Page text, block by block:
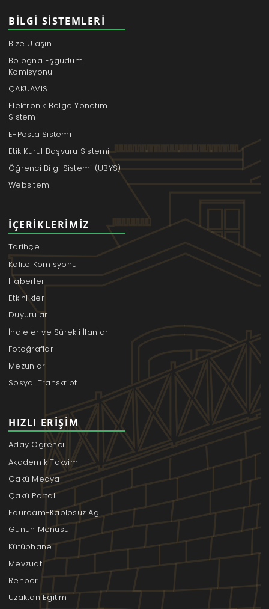
BILGI SISTEMLERI
Bize Ulaşın
Bologna Eşgüdüm
Komisyonu
ÇAKÜAVİS
Elektronik Belge Yönetim
Sistemi
E-Posta Sistemi
Etik Kurul Başvuru Sistemi
Öğrenci Bilgi Sistemi (UBYS)
Websitem
İÇERIKLERIMIZ
Tarihçe
Kalite Komisyonu
Haberler
Etkinlikler
Duyurular
İhaleler ve Sürekli İlanlar
Fotoğraflar
Mezunlar
Sosyal Transkript
HIZLI ERIŞIM
Aday Öğrenci
Akademik Takvim
Çakü Medya
Çakü Portal
Eduroam-Kablosuz Ağ
Günün Menüsü
Kütüphane
Mevzuat
Rehber
Uzaktan Eğitim